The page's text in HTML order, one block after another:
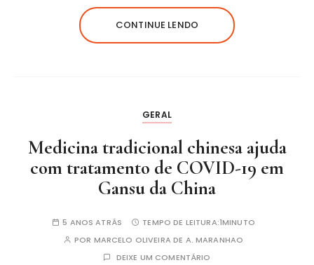
CONTINUE LENDO
GERAL
Medicina tradicional chinesa ajuda
com tratamento de COVID-19 em
Gansu da China
5 ANOS ATRÁS TEMPO DE LEITURA:1MINUTO
POR MARCELO OLIVEIRA DE A. MARANHAO
DEIXE UM COMENTÁRIO